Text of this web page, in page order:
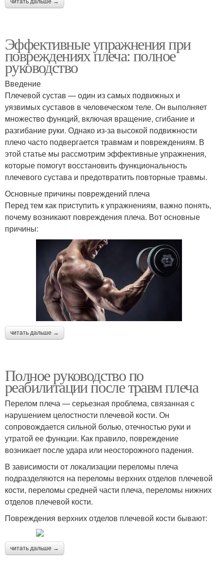
Эффективные упражнения при
повреждениях плеча: полное
руководство
Введение
Плечевой сустав — один из самых подвижных и
уязвимых суставов в человеческом теле. Он выполняет
множество функций, включая вращение, сгибание и
разгибание руки. Однако из-за высокой подвижности
плечо часто подвергается травмам и повреждениям. В
этой статье мы рассмотрим эффективные упражнения,
которые помогут восстановить функциональность
плечевого сустава и предотвратить повторные травмы.
Основные причины повреждений плеча
Перед тем как приступить к упражнениям, важно понять,
почему возникают повреждения плеча. Вот основные
причины:
читать дальше →
Полное руководство по
реабилитации после травм плеча
Перелом плеча — серьезная проблема, связанная с
нарушением целостности плечевой кости. Он
сопровождается сильной болью, отечностью руки и
утратой ее функции. Как правило, повреждение
возникает после удара или неосторожного падения.
В зависимости от локализации переломы плеча
подразделяются на переломы верхних отделов плечевой
кости, переломы средней части плеча, переломы нижних
отделов плечевой кости.
Повреждения верхних отделов плечевой кости бывают:
читать дальше →